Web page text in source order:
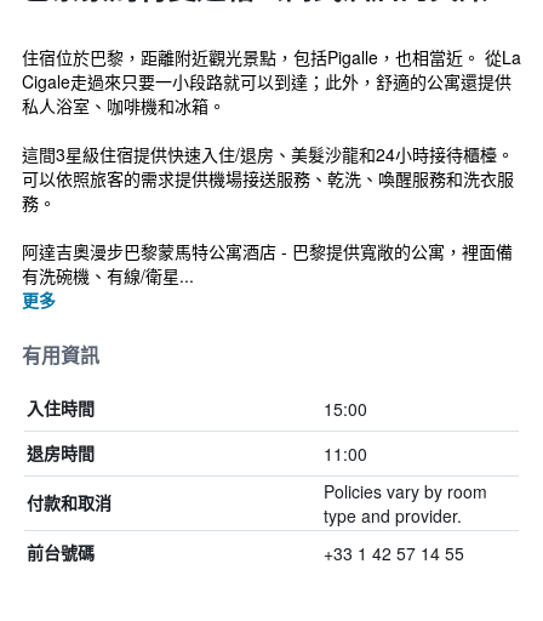
住宿位於巴黎，距離附近觀光景點，包括Pigalle，也相當近。 從La
Cigale走過來只要一小段路就可以到達；此外，舒適的公寓還提供
私人浴室、咖啡機和冰箱。
這間3星級住宿提供快速入住/退房、美髮沙龍和24小時接待櫃檯。
可以依照旅客的需求提供機場接送服務、乾洗、喚醒服務和洗衣服
務。
阿達吉奧漫步巴黎蒙馬特公寓酒店 - 巴黎提供寬敞的公寓，裡面備
有洗碗機、有線/衛星...
更多
有用資訊
入住時間 15:00
退房時間 11:00
付款和取消
Policies vary by room
type and provider.
前台號碼 +33 1 42 57 14 55